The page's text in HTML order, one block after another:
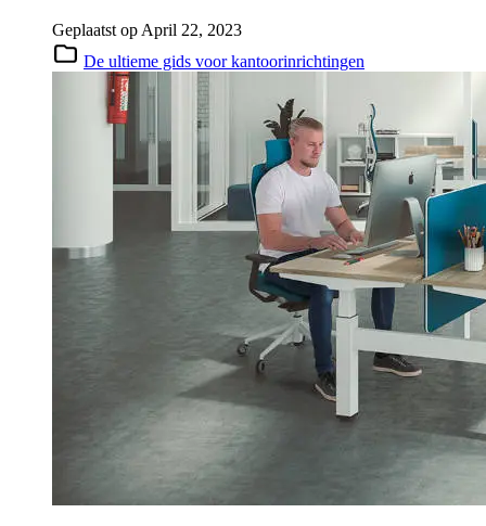
Geplaatst op April 22, 2023
De ultieme gids voor kantoorinrichtingen